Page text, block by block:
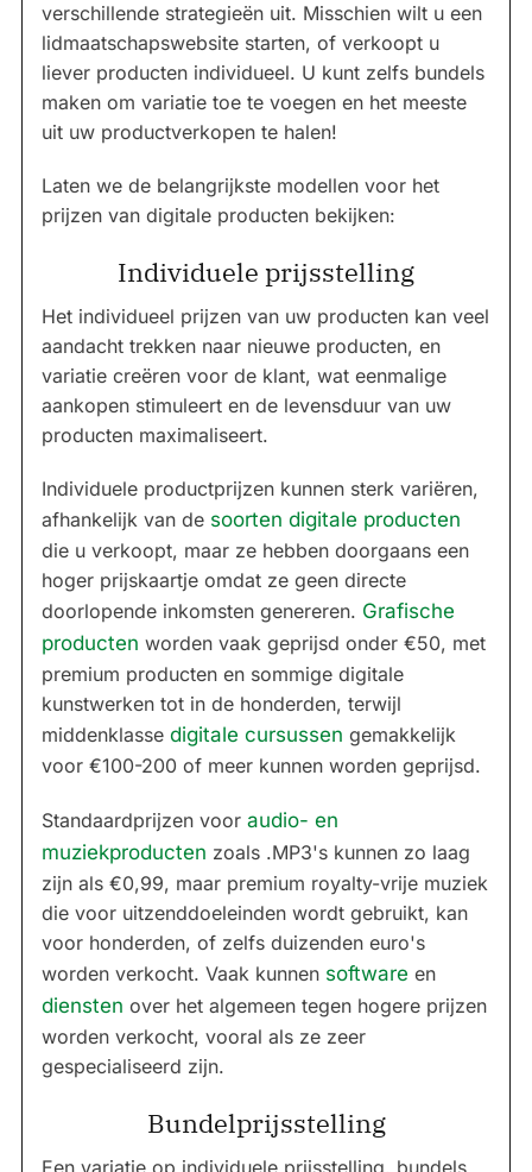
verschillende strategieën uit. Misschien wilt u een
lidmaatschapswebsite starten, of verkoopt u
liever producten individueel. U kunt zelfs bundels
maken om variatie toe te voegen en het meeste
uit uw productverkopen te halen!
Laten we de belangrijkste modellen voor het
prijzen van digitale producten bekijken:
Individuele prijsstelling
Het individueel prijzen van uw producten kan veel
aandacht trekken naar nieuwe producten, en
variatie creëren voor de klant, wat eenmalige
aankopen stimuleert en de levensduur van uw
producten maximaliseert.
Individuele productprijzen kunnen sterk variëren,
afhankelijk van de soorten digitale producten
die u verkoopt, maar ze hebben doorgaans een
hoger prijskaartje omdat ze geen directe
doorlopende inkomsten genereren. Grafische
producten worden vaak geprijsd onder €50, met
premium producten en sommige digitale
kunstwerken tot in de honderden, terwijl
middenklasse digitale cursussen gemakkelijk
voor €100-200 of meer kunnen worden geprijsd.
Standaardprijzen voor audio- en
muziekproducten zoals .MP3's kunnen zo laag
zijn als €0,99, maar premium royalty-vrije muziek
die voor uitzenddoeleinden wordt gebruikt, kan
voor honderden, of zelfs duizenden euro's
worden verkocht. Vaak kunnen software en
diensten over het algemeen tegen hogere prijzen
worden verkocht, vooral als ze zeer
gespecialiseerd zijn.
Bundelprijsstelling